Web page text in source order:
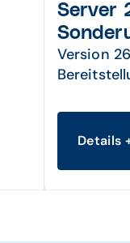
Server 2
Version
Details